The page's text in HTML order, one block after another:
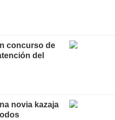
concurso de
del
novia kazaja